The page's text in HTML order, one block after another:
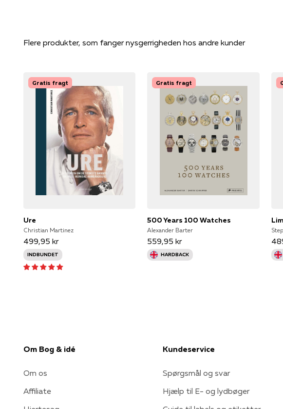
Flere produkter, som fanger nysgerrigheden hos andre kunder
Gratis fragt
Ure
Christian Martinez
499,95 kr
INDBUNDET
Gratis fragt
500 Years 100 Watches
Alexander Barter
559,95 kr
HARDBACK
Om Bog & idé
Om os
Affiliate
Kundeservice
Spørgsmål og svar
Hjælp til E- og lydbøger